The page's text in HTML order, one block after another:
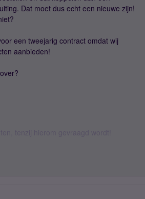
Dat moet dus echt een nieuwe zijn!
een tweejarig contract omdat wij
aanbieden!